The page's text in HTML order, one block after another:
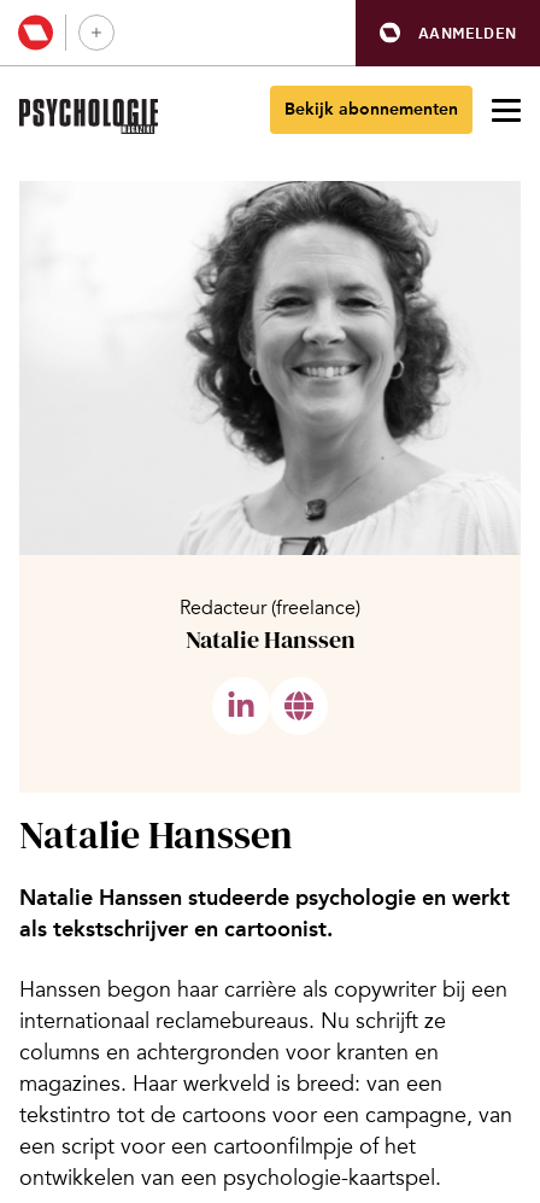
AANMELDEN
Bekijk abonnementen
Redacteur (freelance)
Natalie Hanssen
Natalie Hanssen
Natalie Hanssen studeerde psychologie en werkt
als tekstschrijver en cartoonist.
Hanssen begon haar carrière als copywriter bij een
internationaal reclamebureaus. Nu schrijft ze
columns en achtergronden voor kranten en
magazines. Haar werkveld is breed: van een
tekstintro tot de cartoons voor een campagne, van
een script voor een cartoonfilmpje of het
ontwikkelen van een psychologie-kaartspel.